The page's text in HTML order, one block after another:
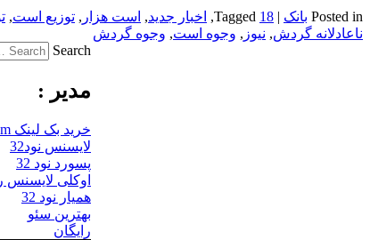
Posted in بانک |
Tagged 18
, اخبار جدید, است هزار , توزیع است,
ناعادلانه گردش, نیوز , وجوه است, وجوه گردش
Search
مدیر :
خرید بک لینک behtarinbacklink.com
لایسنس نود32
پسورد نود 32
اوکلی لایسنس
همیار نود 32
بهترین سئو
رایگان